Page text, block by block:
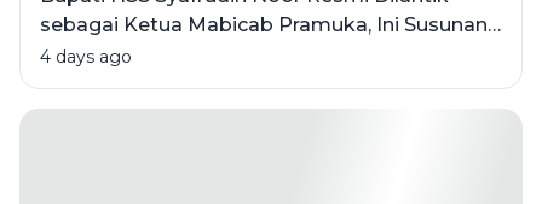
sebagai Ketua Mabicab Pramuka, Ini Susunan
Pengurus 2025-2030
4 days ago